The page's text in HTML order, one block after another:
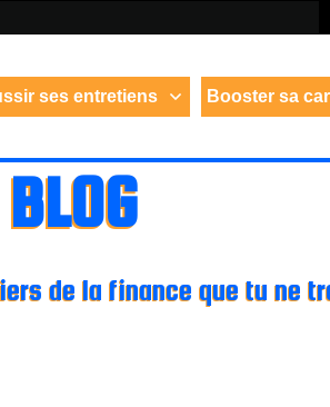
ses entretiens Booster sa
BLOG
de la finance que tu ne